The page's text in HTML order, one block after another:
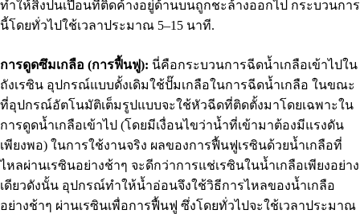
ทำให้สิ่งปนเปื้อนที่ติดค้างอยู่ด้านบนถูกชะล้างออกไป กระบวนการ
นี้โดยทั่วไปใช้เวลาประมาณ 5–15 นาที.
การดูดซึมเกลือ (การฟื้นฟู): นี่คือกระบวนการฉีดน้ำเกลือเข้าไปใน
ถังเรซิน อุปกรณ์แบบดั้งเดิมใช้ปั๊มเกลือในการฉีดน้ำเกลือ ในขณะ
ที่อุปกรณ์อัตโนมัติเต็มรูปแบบจะใช้หัวฉีดที่ติดตั้งมาโดยเฉพาะใน
การดูดน้ำเกลือเข้าไป (โดยมีเงื่อนไขว่าน้ำที่เข้ามาต้องมีแรงดัน
เพียงพอ) ในการใช้งานจริง ผลของการฟื้นฟูเรซินด้วยน้ำเกลือที่
ไหลผ่านเรซินอย่างช้าๆ จะดีกว่าการแช่เรซินในน้ำเกลือเพียงอย่าง
เดียวดังนั้น อุปกรณ์ทำให้น้ำอ่อนจึงใช้วิธีการไหลของน้ำเกลือ
อย่างช้าๆ ผ่านเรซินเพื่อการฟื้นฟู ซึ่งโดยทั่วไปจะใช้เวลาประมาณ